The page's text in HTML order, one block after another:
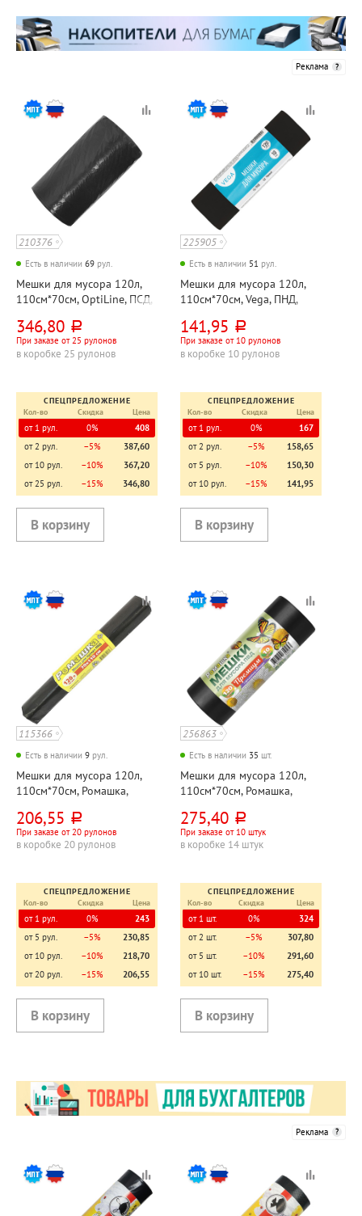
Реклама
210376
Есть в наличии 69 рул.
Мешки для мусора 120л,
110см*70см, OptiLine, ПСД,
346,80 руб.
При заказе от 25 рулонов
в коробке 25 рулонов
СПЕЦПРЕДЛОЖЕНИЕ
Кол-во
Скидка Цена
от 1 рул. 0%
408
от 2 рул.
−5%
387,60
от 10 рул.
−10%
367,20
от 25 рул.
−15% 346,80
225905
Есть в наличии 51 рул.
Мешки для мусора 120л,
110см*70см, Vega, ПНД,
прочные
141,95 руб.
При заказе от 10 рулонов
в коробке 10 рулонов
СПЕЦПРЕДЛОЖЕНИЕ
Кол-во
Скидка Цена
от 1 рул. 0%
167
от 2 рул.
−5%
158,65
от 5 рул.
−10%
150,30
от 10 рул.
−15% 141,95
115366
Есть в наличии 9 рул.
Мешки для мусора 120л,
110см*70см, Ромашка,
черные, 10шт, рул
206,55 руб.
При заказе от 20 рулонов
в коробке 20 рулонов
СПЕЦПРЕДЛОЖЕНИЕ
Кол-во
Скидка Цена
от 1 рул. 0%
243
от 5 рул.
−5%
230,85
от 10 рул.
−10%
218,70
от 20 рул.
−15% 206,55
256863
Есть в наличии 35 шт.
Мешки для мусора 120л,
110см*70см, Ромашка,
черные, 10шт, рул
275,40 руб.
При заказе от 10 штук
в коробке 14 штук
СПЕЦПРЕДЛОЖЕНИЕ
Кол-во
Скидка Цена
от 1 шт. 0%
324
от 2 шт.
−5%
307,80
от 5 шт.
−10%
291,60
от 10 шт.
−15% 275,40
Реклама